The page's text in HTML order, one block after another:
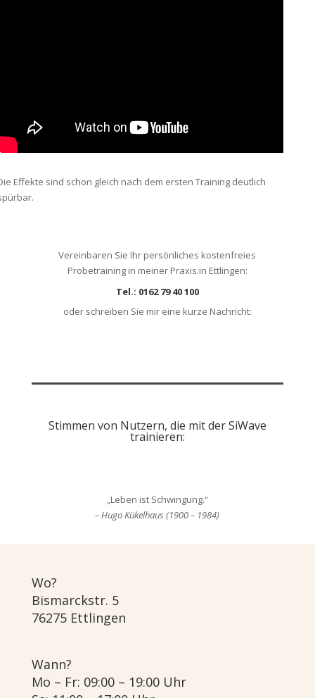
Effekte sind schon gleich nach dem ersten Training deutlich
Vereinbaren Sie Ihr persönliches kostenfreies
Probetraining in meiner Praxis:in Ettlingen:
Tel.: 0162 79 40 100
oder schreiben Sie mir eine kurze Nachricht:
Stimmen von Nutzern, die mit der SiWave
trainieren:
„Leben ist Schwingung.“
– Hugo Kükelhaus (1900 – 1984)
Wo?
Bismarckstr. 5
76275 Ettlingen
Wann?
Mo – Fr: 09:00 – 19:00 Uhr